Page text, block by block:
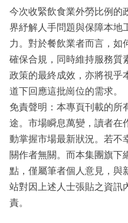
今次收緊飲食業外勞比例的
界紓解人手問題與保障本地
力。對於餐飲業者而言，如
確保合規，同時維持服務質
政策的最終成效，亦將視乎
道下回應這批崗位的需求。
免責聲明：本專頁刊載的所
途。市場瞬息萬變，讀者在
動掌握市場最新狀況。若不
關作者無關。而本集團旗下
點，僅屬筆者個人意見，與
站對因上述人士張貼之資訊
責。